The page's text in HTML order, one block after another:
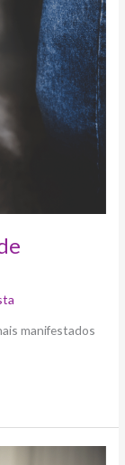
manifestados